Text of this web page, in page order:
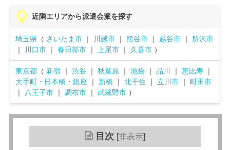
近隣エリアから派遣会派を探す
埼玉県 （ さいたま市 ｜ 川越市 ｜熊谷市 ｜ 越谷市 ｜ 所沢市
｜
川口市 ｜春日部市 ｜ 上尾市 ｜ 久喜市 ）
東京都 （ 新宿 ｜渋谷 ｜秋葉原 ｜池袋 ｜品川 ｜恵比寿 ｜
大手町・日本橋・銀座 ｜ 新橋 ｜北千住 ｜ 立川市 ｜町田市
｜ 八王子市 ｜調布市 ｜武蔵野市 ）
目次 [非表示]